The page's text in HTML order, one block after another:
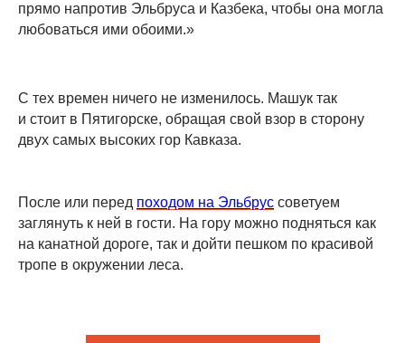
прямо напротив Эльбруса и Казбека, чтобы она могла
любоваться ими обоими.»
С тех времен ничего не изменилось. Машук так
и стоит в Пятигорске, обращая свой взор в сторону
двух самых высоких гор Кавказа.
После или перед походом на Эльбрус советуем
заглянуть к ней в гости. На гору можно подняться как
на канатной дороге, так и дойти пешком по красивой
тропе в окружении леса.